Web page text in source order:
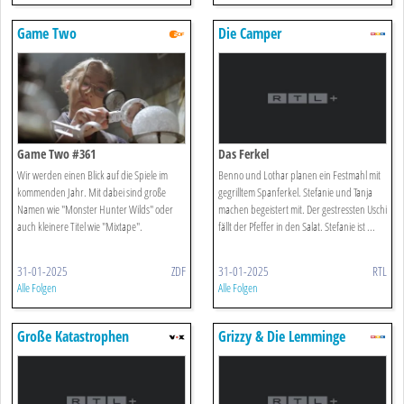
Game Two
Game Two #361
Wir werden einen Blick auf die Spiele im
kommenden Jahr. Mit dabei sind große
Namen wie "Monster Hunter Wilds" oder
auch kleinere Titel wie "Mixtape".
31-01-2025 ZDF
Alle Folgen
Die Camper
Das Ferkel
Benno und Lothar planen ein Festmahl mit
gegrilltem Spanferkel. Stefanie und Tanja
machen begeistert mit. Der gestressten Uschi
fällt der Pfeffer in den Salat. Stefanie ist ...
31-01-2025 RTL
Alle Folgen
Große Katastrophen Grizzy & Die Lemminge